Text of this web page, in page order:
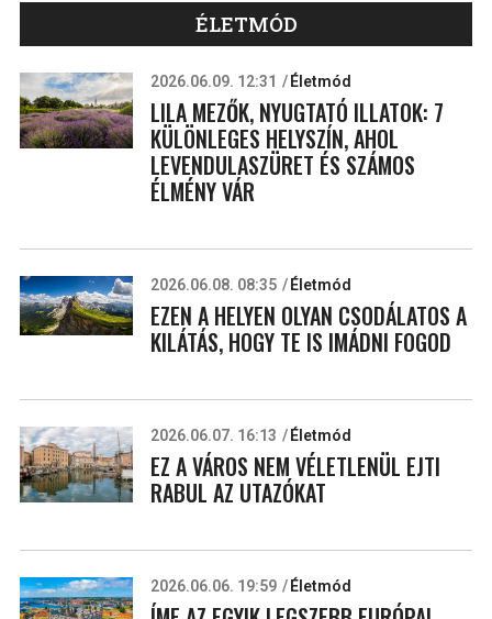
ÉLETMÓD
2026.06.09. 12:31 Életmód
LILA MEZŐK, NYUGTATÓ ILLATOK: 7
KÜLÖNLEGES HELYSZÍN, AHOL
LEVENDULASZÜRET ÉS SZÁMOS
ÉLMÉNY VÁR
2026.06.08. 08:35 Életmód
EZEN A HELYEN OLYAN CSODÁLATOS A
KILÁTÁS, HOGY TE IS IMÁDNI FOGOD
2026.06.07. 16:13 Életmód
EZ A VÁROS NEM VÉLETLENÜL EJTI
RABUL AZ UTAZÓKAT
2026.06.06. 19:59 Életmód